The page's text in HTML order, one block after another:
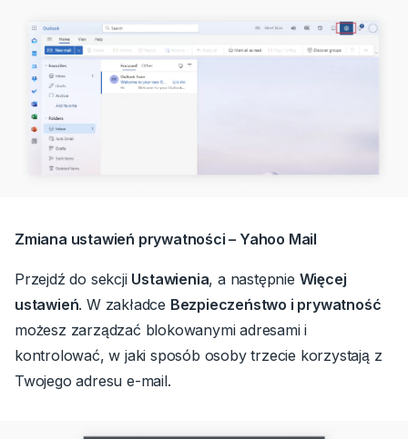
Zmiana ustawień prywatności – Yahoo Mail
Przejdź do sekcji Ustawienia, a następnie Więcej
ustawień. W zakładce Bezpieczeństwo i prywatność
możesz zarządzać blokowanymi adresami i
kontrolować, w jaki sposób osoby trzecie korzystają z
Twojego adresu e-mail.